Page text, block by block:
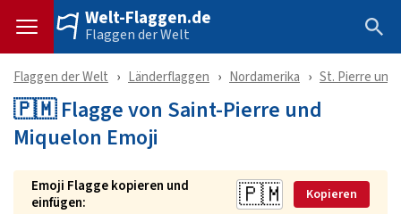
Welt-Flaggen.de
Flaggen der Welt
Flaggen der Welt Länderflaggen Nordamerika St. Pierre und
🇵🇲 Flagge von Saint-Pierre und
Miquelon Emoji
Emoji Flagge kopieren und
einfügen:
Kopieren